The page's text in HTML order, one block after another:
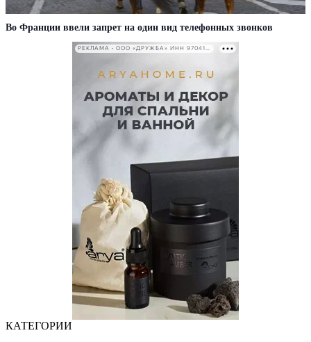
Во Франции ввели запрет на один вид телефонных звонков
РЕКЛАМА • ООО «ДРУЖБА» ИНН 9704146411
КАТЕГОРИИ